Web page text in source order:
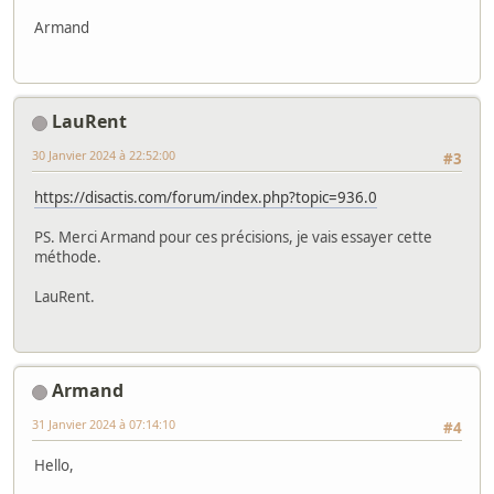
Armand
LauRent
#3
30 Janvier 2024 à 22:52:00
https://disactis.com/forum/index.php?topic=936.0
PS. Merci Armand pour ces précisions, je vais essayer cette
méthode.
LauRent.
Armand
#4
31 Janvier 2024 à 07:14:10
Hello,